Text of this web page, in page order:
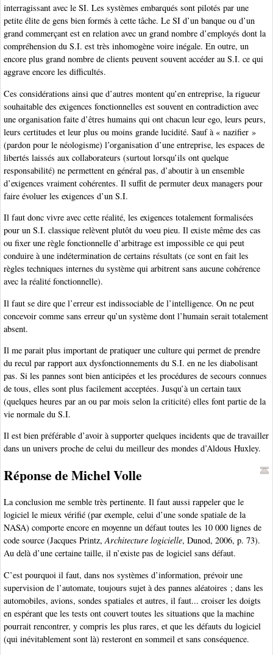
interragissant avec le SI. Les systèmes embarqués sont pilotés par une
petite élite de gens bien formés à cette tâche. Le SI d’un banque ou d’un
grand commerçant est en relation avec un grand nombre d’employés dont la
compréhension du S.I. est très inhomogène voire inégale. En outre, un
encore plus grand nombre de clients peuvent souvent accéder au S.I. ce qui
aggrave encore les difficultés.
Ces considérations ainsi que d’autres montent qu’en entreprise, la rigueur
souhaitable des exigences fonctionnelles est souvent en contradiction avec
une organisation faite d’êtres humains qui ont chacun leur ego, leurs peurs,
leurs certitudes et leur plus ou moins grande lucidité. Sauf à « nazifier »
(pardon pour le néologisme) l’organisation d’une entreprise, les espaces de
libertés laissés aux collaborateurs (surtout lorsqu’ils ont quelque
responsabilité) ne permettent en général pas, d’aboutir à un ensemble
d’exigences vraiment cohérentes. Il suffit de permuter deux managers pour
faire évoluer les exigences d’un S.I.
Il faut donc vivre avec cette réalité, les exigences totalement formalisées
pour un S.I. classique relèvent plutôt du voeu pieu. Il existe même des cas
ou fixer une règle fonctionnelle d’arbitrage est impossible ce qui peut
conduire à une indétermination de certains résultats (ce sont en fait les
règles techniques internes du système qui arbitrent sans aucune cohérence
avec la réalité fonctionnelle).
Il faut se dire que l’erreur est indissociable de l’intelligence. On ne peut
concevoir comme sans erreur qu’un système dont l’humain serait totalement
absent.
Il me parait plus important de pratiquer une culture qui permet de prendre
du recul par rapport aux dysfonctionnements du S.I. en ne les diabolisant
pas. Si les pannes sont bien anticipées et les procédures de secours connues
de tous, elles sont plus facilement acceptées. Jusqu’à un certain taux
(quelques heures par an ou par mois selon la criticité) elles font partie de la
vie normale du S.I.
Il est bien préférable d’avoir à supporter quelques incidents que de travailler
dans un univers proche de celui du meilleur des mondes d’Aldous Huxley.
Réponse de Michel Volle
La conclusion me semble très pertinente. Il faut aussi rappeler que le
logiciel le mieux vérifié (par exemple, celui d’une sonde spatiale de la
NASA) comporte encore en moyenne un défaut toutes les 10 000 lignes de
code source (Jacques Printz,Architecture logicielle, Dunod, 2006, p. 73).
Au delà d’une certaine taille, il n’existe pas de logiciel sans défaut.
C’est pourquoi il faut, dans nos systèmes d’information, prévoir une
supervision de l’automate, toujours sujet à des pannes aléatoires ; dans les
automobiles, avions, sondes spatiales et autres, il faut... croiser les doigts
en espérant que les tests ont couvert toutes les situations que la machine
pourrait rencontrer, y compris les plus rares, et que les défauts du logiciel
(qui inévitablement sont là) resteront en sommeil et sans conséquence.